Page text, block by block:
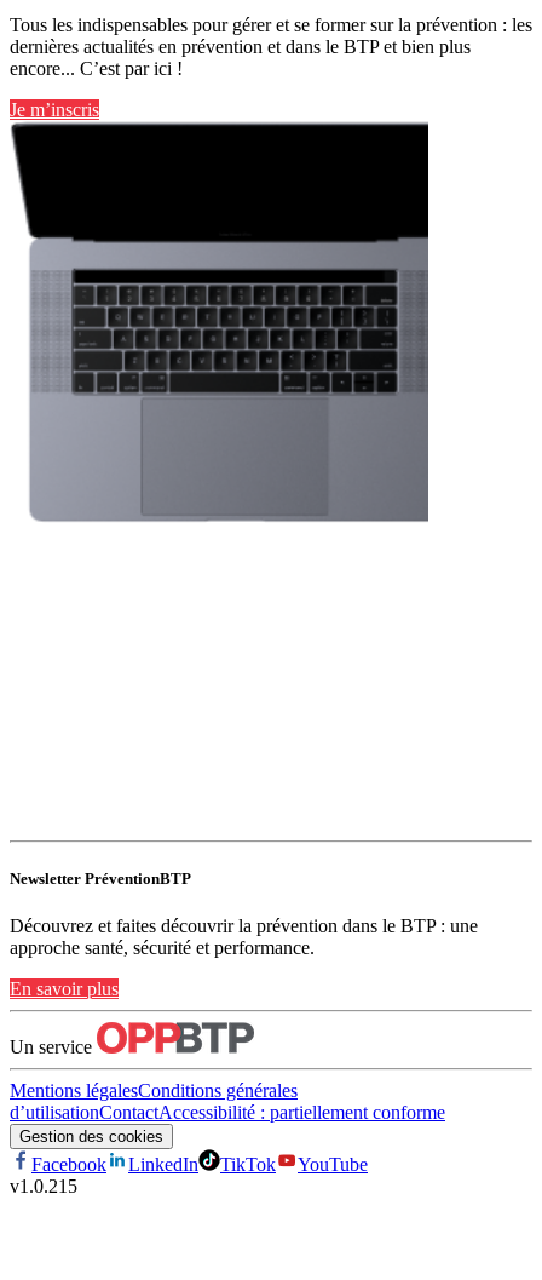
Tous les indispensables pour gérer et se former sur la prévention : les
dernières actualités en prévention et dans le BTP et bien plus
encore... C’est par ici !
Je m’inscris
Newsletter PréventionBTP
Découvrez et faites découvrir la prévention dans le BTP : une
approche santé, sécurité et performance.
En savoir plus
Un service
Mentions légalesConditions générales
d’utilisationContactAccessibilité : partiellement conforme
Gestion des cookies
Facebook LinkedIn TikTok
YouTube
v1.0.215